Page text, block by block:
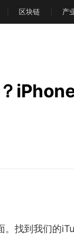
区块链 产
。找到我们的